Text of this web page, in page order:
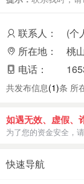
联系人：
(个
所在地：
桃
电话：
共发布信息(1)条 所
如遇无效、虚假、
为了您的资金安全，
快速导航